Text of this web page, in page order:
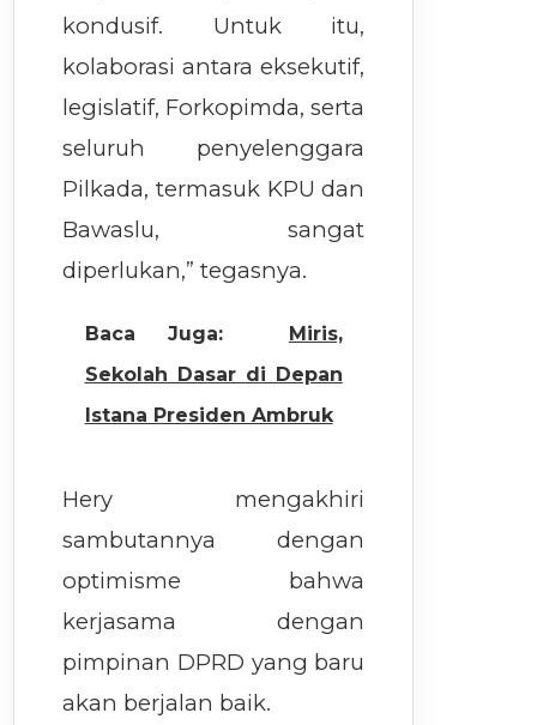
kondusif. Untuk itu,
kolaborasi antara eksekutif,
legislatif, Forkopimda, serta
seluruh penyelenggara
Pilkada, termasuk KPU dan
Bawaslu, sangat
diperlukan,” tegasnya.
Baca Juga:
Miris,
Sekolah Dasar di Depan
Istana Presiden Ambruk
Hery mengakhiri
sambutannya dengan
optimisme bahwa
kerjasama dengan
pimpinan DPRD yang baru
akan berjalan baik.